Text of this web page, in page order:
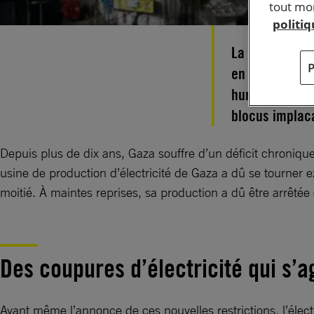
La récente
en électricité
humanitaires
blocus
Depuis plus de dix ans, Gaza souffre d’un déficit
usine de production d’électricité de Gaza a dû se
moitié. À maintes reprises, sa production a dû être
Des coupures d’électricité qui
Avant même l’annonce de ces nouvelles restrictions,
tout